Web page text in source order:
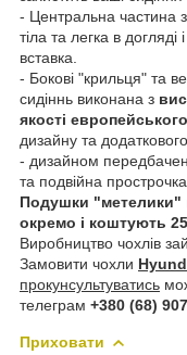
- Центральна частина
тіла та легка в
вставка.
- Бокові "крильця" та
сидіннь виконана з
якості
дизайну та
- дизайном
та подвійна
Подушки "метелики"
окремо і коштують
Виробництво чохлів
Замовити чохли
прокунсультуватись
телеграм +380 (68)
Приховати